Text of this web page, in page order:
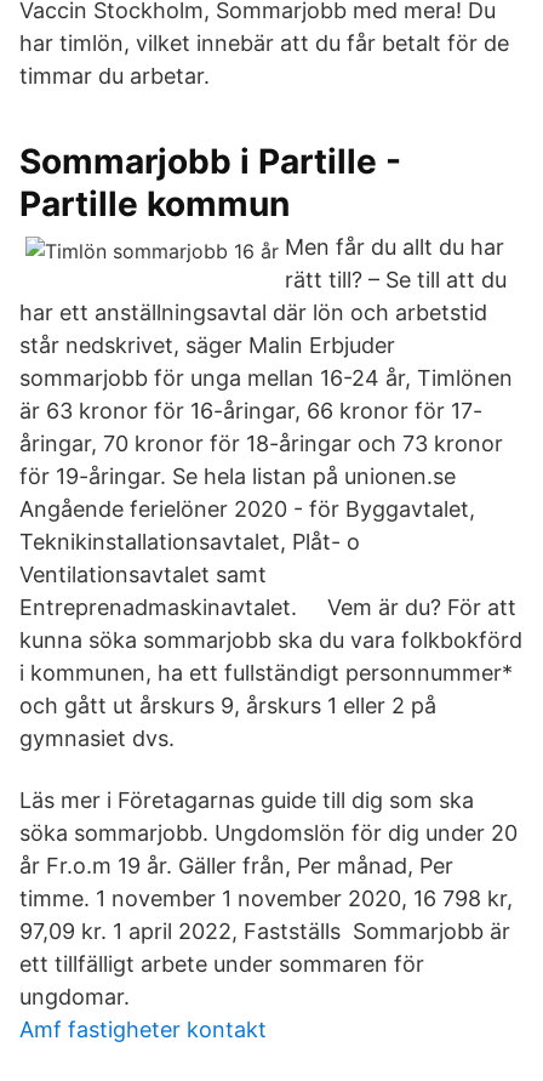
Vaccin Stockholm, Sommarjobb med mera! Du
har timlön, vilket innebär att du får betalt för de
timmar du arbetar.
Sommarjobb i Partille -
Partille kommun
Men får du allt du har
rätt till? – Se till att du
har ett anställningsavtal där lön och arbetstid
står nedskrivet, säger Malin Erbjuder
sommarjobb för unga mellan 16-24 år, Timlönen
är 63 kronor för 16-åringar, 66 kronor för 17-
åringar, 70 kronor för 18-åringar och 73 kronor
för 19-åringar. Se hela listan på unionen.se
Angående ferielöner 2020 - för Byggavtalet,
Teknikinstallationsavtalet, Plåt- o
Ventilationsavtalet samt
Entreprenadmaskinavtalet. Vem är du? För att
kunna söka sommarjobb ska du vara folkbokförd
i kommunen, ha ett fullständigt personnummer*
och gått ut årskurs 9, årskurs 1 eller 2 på
gymnasiet dvs.
Läs mer i Företagarnas guide till dig som ska
söka sommarjobb. Ungdomslön för dig under 20
år Fr.o.m 19 år. Gäller från, Per månad, Per
timme. 1 november 1 november 2020, 16 798 kr,
97,09 kr. 1 april 2022, Fastställs Sommarjobb är
ett tillfälligt arbete under sommaren för
ungdomar.
Amf fastigheter kontakt